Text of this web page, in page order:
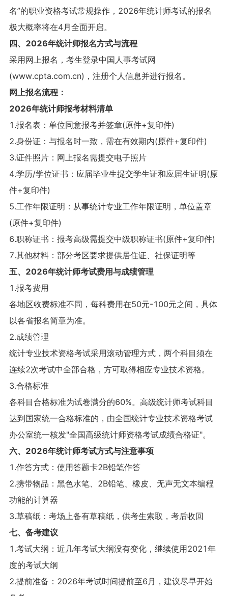
名”的职业资格考试常规操作，2026年统计师考试的报名
极大概率将在4月全面开启。
四、2026年统计师报名方式与流程
采用网上报名，考生登录中国人事考试网
(www.cpta.com.cn)，注册个人信息并进行报名。
网上报名流程：
2026年统计师报考材料清单
1.报名表：单位同意报考并签章(原件+复印件)
2.身份证：与报名时一致，需在有效期内(原件+复印件)
3.证件照片：网上报名需提交电子照片
4.学历/学位证书：应届毕业生提交学生证和应届生证明(原
件+复印件)
5.工作年限证明：从事统计专业工作年限证明，单位盖章
(原件+复印件)
6.职称证书：报考高级需提交中级职称证书(原件+复印件)
7.其他材料：部分考区要求提供居住证、社保证明等
五、2026年统计师考试费用与成绩管理
1.报考费用
各地区收费标准不同，每科费用在50元-100元之间，具体
以各省报名简章为准。
2.成绩管理
统计专业技术资格考试采用滚动管理方式，两个科目须在
连续2次考试中全部合格，方可取得相应专业技术资格。
3.合格标准
各科目合格标准为试卷满分的60%。高级统计师考试科目
达到国家统一合格标准的，由全国统计专业技术资格考试
办公室统一核发"全国高级统计师资格考试成绩合格证"。
六、2026年统计师考试方式与注意事项
1.作答方式：使用答题卡2B铅笔作答
2.携带物品：黑色水笔、2B铅笔、橡皮、无声无文本编程
功能的计算器
3.草稿纸：考场上备有草稿纸，供考生索取，考后收回
七、备考建议
1.考试大纲：近几年考试大纲没有变化，继续使用2021年
度的考试大纲
2.提前准备：2026年考试时间提前至6月，建议尽早开始